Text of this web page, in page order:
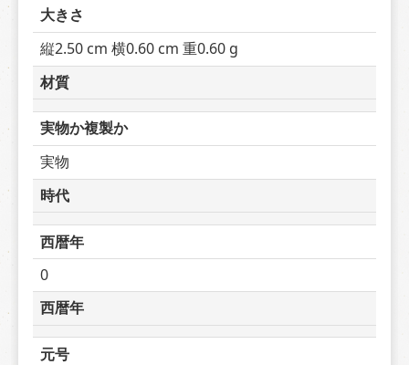
大きさ
縦2.50 cm 横0.60 cm 重0.60 g
材質
実物か複製か
実物
時代
西暦年
0
西暦年
元号